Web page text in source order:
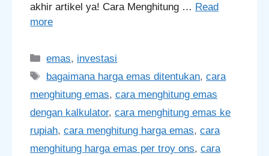
akhir artikel ya! Cara Menghitung … Read
more
Categories
emas, investasi
Tags
bagaimana harga emas ditentukan,cara
menghitung emas, cara menghitung emas
dengan kalkulator, cara menghitung emas ke
rupiah, cara menghitung harga emas, cara
menghitung harga emas per troy ons, cara